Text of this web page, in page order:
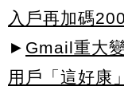
入戶再加碼
► Gmail重大
用戶「這好康